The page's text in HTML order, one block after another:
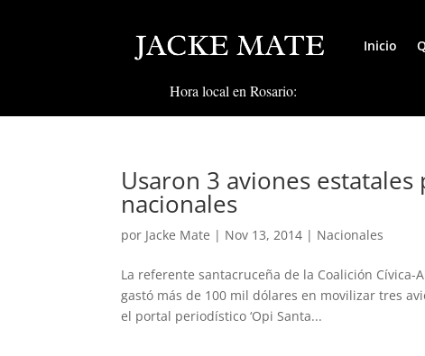
Inicio
Hora local en Rosario:
Usaron 3 aviones
nacionales
por Jacke Mate | Nov 13, 2014 | Nacionales
La referente santacruceña de la Coalición
gastó más de 100 mil dólares en movilizar tres
el portal periodístico ‘Opi Santa...